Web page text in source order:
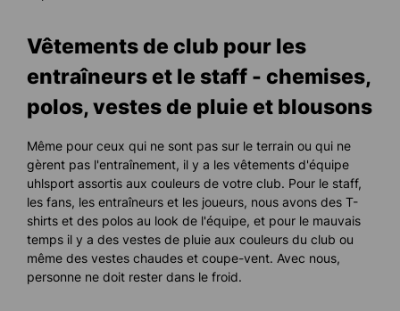
Vêtements de club pour les
entraîneurs et le staff - chemises,
polos, vestes de pluie et blousons
Même pour ceux qui ne sont pas sur le terrain ou qui ne
gèrent pas l'entraînement, il y a les vêtements d'équipe
uhlsport assortis aux couleurs de votre club. Pour le staff,
les fans, les entraîneurs et les joueurs, nous avons des T-
shirts et des polos au look de l'équipe, et pour le mauvais
temps il y a des vestes de pluie aux couleurs du club ou
même des vestes chaudes et coupe-vent. Avec nous,
personne ne doit rester dans le froid.